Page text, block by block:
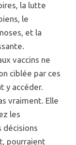
la lutte
le
et la
vaccins ne
ciblée par ces
y accéder.
vraiment. Elle
les
décisions
pourraient